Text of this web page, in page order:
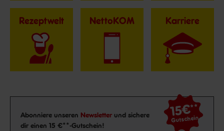
Rezeptwelt NettoKOM Karriere
Newsletter Anmeldung
Abonniere unseren Newsletter und sichere
dir einen 15 €**-Gutschein!
15€**
Gutschein